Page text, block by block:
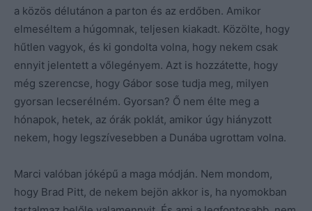
a közös délutánon a parton és az erdőben. Amikor
elmeséltem a húgomnak, teljesen kiakadt. Közölte, hogy
hűtlen vagyok, és ki gondolta volna, hogy nekem csak
ennyit jelentett a vőlegényem. Azt is hozzátette, hogy
még szerencse, hogy Gábor sose tudja meg, milyen
gyorsan lecserélném. Gyorsan? Ő nem élte meg a
hónapok, hetek, az órák poklát, amikor úgy hiányzott
nekem, hogy legszívesebben a Dunába ugrottam volna.
Marci valóban jóképű a maga módján. Nem mondom,
hogy Brad Pitt, de nekem bejön akkor is, ha nyomokban